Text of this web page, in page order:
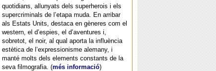
quotidians, allunyats dels superherois i els
supercriminals de l’etapa muda. En arribar
als Estats Units, destaca en gèneres com el
western, el d’espies, el d’aventures i,
sobretot, el noir, al qual aporta la influència
estètica de l’expressionisme alemany, i
manté molts dels elements constants de la
seva filmografia. (més informació)